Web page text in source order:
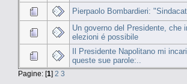
Pierpaolo Bombardieri:
Un governo del Presidente, che
elezioni é possibile
Il Presidente Napolitano mi
queste sue parole:..
Pagine: [1] 2 3